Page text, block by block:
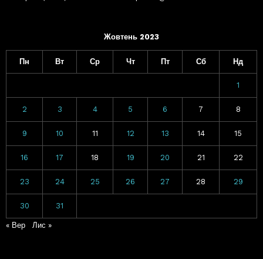
Жовтень 2023
Пн Вт Ср Чт Пт Сб Нд
1
2 3 4 5 6 7 8
9 10 11 12 13 14 15
16 17 18 19 20 21 22
23 24 25 26 27 28 29
30 31
« Вер Лис »